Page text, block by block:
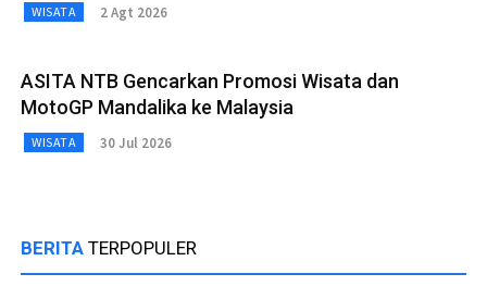
WISATA 2 Agt 2026
ASITA NTB Gencarkan Promosi Wisata dan
MotoGP Mandalika ke Malaysia
WISATA 30 Jul 2026
BERITA TERPOPULER